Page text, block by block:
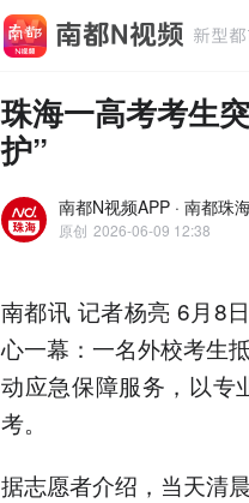
珠海一高考考生
护”
南都N视频APP · 南都珠
原创 2026-06-09 12:38
南都讯 记者杨亮 6月8
心一幕：一名外校考生
动应急保障服务，以专
考。
据志愿者介绍，当天清